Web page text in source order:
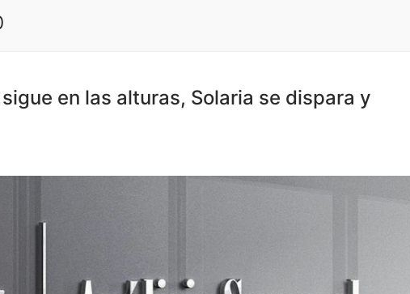
en las alturas, Solaria se dispara y